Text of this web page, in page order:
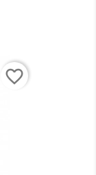
favorite_border